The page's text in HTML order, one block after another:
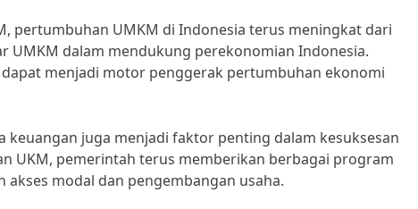
pertumbuhan UMKM di Indonesia terus meningkat dari
UMKM dalam mendukung perekonomian Indonesia.
menjadi motor penggerak pertumbuhan ekonomi
juga menjadi faktor penting dalam kesuksesan
UKM, pemerintah terus memberikan berbagai program
modal dan pengembangan usaha.